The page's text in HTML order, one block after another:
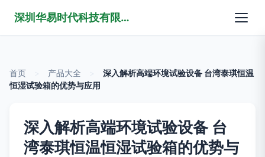
深圳华易时代科技有限公司
首页 产品大全
深入解析高端环境试验设备 台湾泰琪恒温
恒湿试验箱的优势与应用
深入解析高端环境试验设备 台
湾泰琪恒温恒湿试验箱的优势与